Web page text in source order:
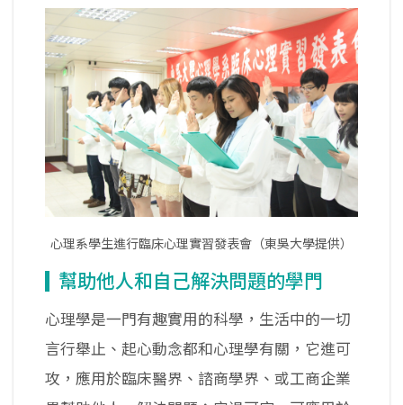
心理系學生進行臨床心理實習發表會（東吳大學提供）
幫助他人和自己解決問題的學門
心理學是一門有趣實用的科學，生活中的一切
言行舉止、起心動念都和心理學有關，它進可
攻，應用於臨床醫界、諮商學界、或工商企業